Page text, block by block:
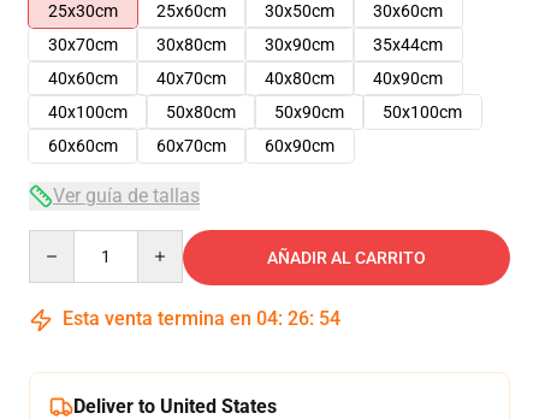
25x30cm
25x60cm 30x50cm
30x60cm
30x70cm
30x80cm 30x90cm
35x44cm
40x60cm
40x70cm 40x80cm
40x90cm
40x100cm
50x80cm 50x90cm
50x100cm
60x60cm
60x70cm 60x90cm
Ver guía de tallas
AÑADIR AL CARRITO
Esta venta termina en 04: 26: 54
Deliver to United States